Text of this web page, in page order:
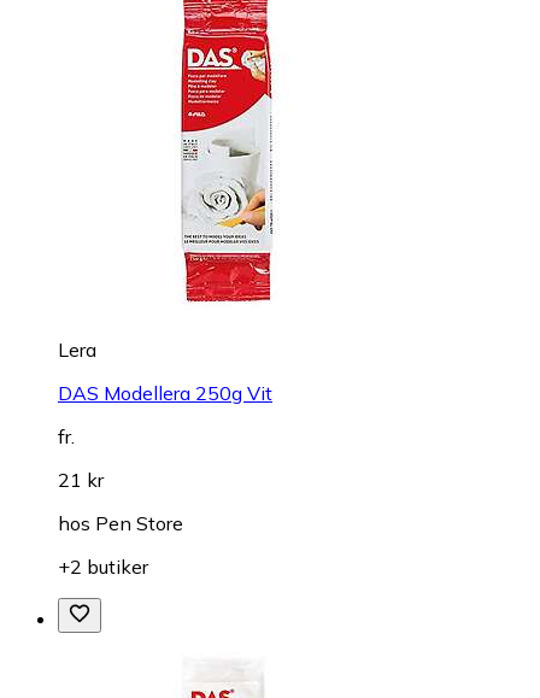
Lera
DAS Modellera 250g Vit
fr.
21 kr
hos Pen Store
+2 butiker